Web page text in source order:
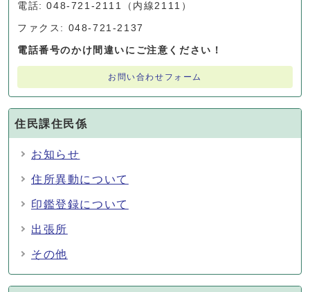
電話: 048-721-2111（内線2111）
ファクス: 048-721-2137
電話番号のかけ間違いにご注意ください！
お問い合わせフォーム
住民課住民係
お知らせ
住所異動について
印鑑登録について
出張所
その他